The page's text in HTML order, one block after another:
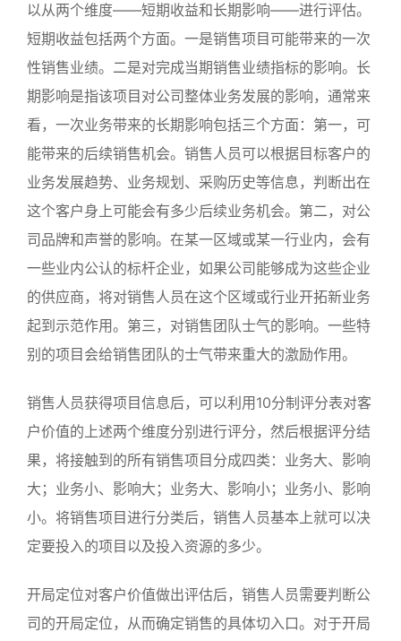
以从两个维度——短期收益和长期影响——进行评估。
短期收益包括两个方面。一是销售项目可能带来的一次
性销售业绩。二是对完成当期销售业绩指标的影响。长
期影响是指该项目对公司整体业务发展的影响，通常来
看，一次业务带来的长期影响包括三个方面：第一，可
能带来的后续销售机会。销售人员可以根据目标客户的
业务发展趋势、业务规划、采购历史等信息，判断出在
这个客户身上可能会有多少后续业务机会。第二，对公
司品牌和声誉的影响。在某一区域或某一行业内，会有
一些业内公认的标杆企业，如果公司能够成为这些企业
的供应商，将对销售人员在这个区域或行业开拓新业务
起到示范作用。第三，对销售团队士气的影响。一些特
别的项目会给销售团队的士气带来重大的激励作用。
销售人员获得项目信息后，可以利用10分制评分表对客
户价值的上述两个维度分别进行评分，然后根据评分结
果，将接触到的所有销售项目分成四类：业务大、影响
大；业务小、影响大；业务大、影响小；业务小、影响
小。将销售项目进行分类后，销售人员基本上就可以决
定要投入的项目以及投入资源的多少。
开局定位对客户价值做出评估后，销售人员需要判断公
司的开局定位，从而确定销售的具体切入口。对于开局